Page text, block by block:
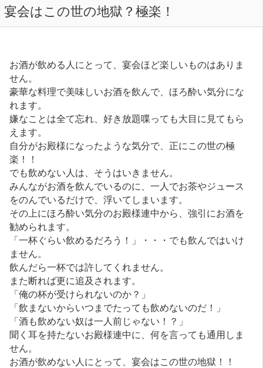
宴会はこの世の地獄？極楽！
お酒が飲める人にとって、宴会ほど楽しいものはありま
せん。
豪華な料理で美味しいお酒を飲んで、ほろ酔い気分にな
れます。
嫌なことは全て忘れ、好き放題喋っても大目に見てもら
えます。
自分がお殿様になったような気分で、正にこの世の極
楽！！
でも飲めない人は、そうはいきません。
みんながお酒を飲んでいるのに、一人でお茶やジュース
をのんでいるだけで、浮いてしまいます。
その上にほろ酔い気分のお殿様連中から、強引にお酒を
勧められます。
「一杯ぐらい飲めるだろう！」・・・でも飲んではいけ
ません。
飲んだら一杯では許してくれません。
また断れば更に追及されます。
「俺の杯が受けられないのか？」
「飲まないからいつまでたっても飲めないのだ！」
「酒も飲めない奴は一人前じゃない！？」
聞く耳を持たないお殿様連中に、何を言っても通用しま
せん。
お酒が飲めない人にとって、宴会はこの世の地獄！！